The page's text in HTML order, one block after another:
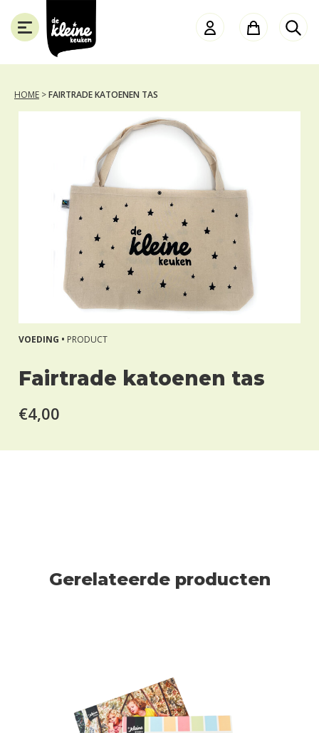
de
Kleine
Keuken
SLUITEN
HOME >FAIRTRADE KATOENEN TAS
VOEDING • PRODUCT
Fairtrade katoenen tas
€4,00
Gerelateerde producten